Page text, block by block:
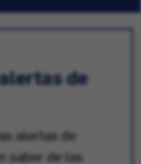
de
alertas de
saber de las